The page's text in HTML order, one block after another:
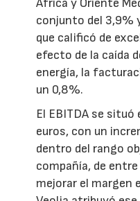
África y Oriente
conjunto del 3,9%
que calificó de
efecto de la caída
energía, la
un 0,8%.
El EBITDA se situó
euros, con un
dentro del rango
compañía, de
mejorar el margen